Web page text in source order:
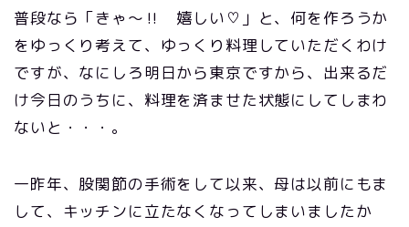
普段なら「きゃ～‼ 嬉しい♡」と、何を作ろうか
をゆっくり考えて、ゆっくり料理していただくわけ
ですが、なにしろ明日から東京ですから、出来るだ
け今日のうちに、料理を済ませた状態にしてしまわ
ないと・・・。
一昨年、股関節の手術をして以来、母は以前にもま
して、キッチンに立たなくなってしまいましたか